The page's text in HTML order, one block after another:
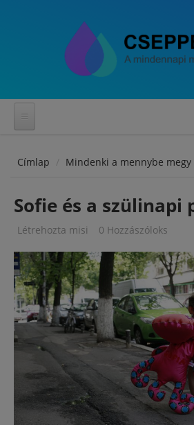
Címlap Mindenki a mennybe megy
Sofie és a szülinapi
Létrehozta misi 0 Hozzászóloks